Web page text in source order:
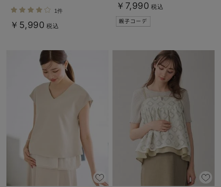
1件
￥5,990 税込
￥7,990 税込